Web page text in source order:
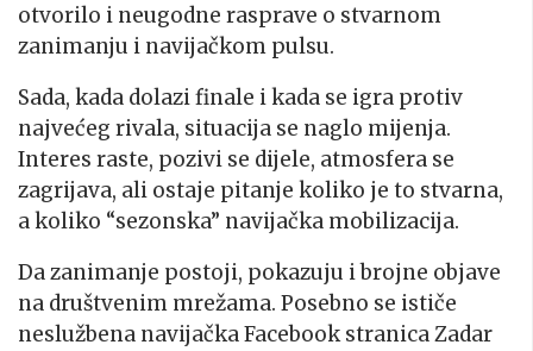
otvorilo i neugodne rasprave o stvarnom
zanimanju i navijačkom pulsu.
Sada, kada dolazi finale i kada se igra protiv
najvećeg rivala, situacija se naglo mijenja.
Interes raste, pozivi se dijele, atmosfera se
zagrijava, ali ostaje pitanje koliko je to stvarna,
a koliko “sezonska” navijačka mobilizacija.
Da zanimanje postoji, pokazuju i brojne objave
na društvenim mrežama. Posebno se ističe
neslužbena navijačka Facebook stranica Zadar